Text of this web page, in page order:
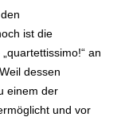
ist die
an
dessen
einem der
und vor